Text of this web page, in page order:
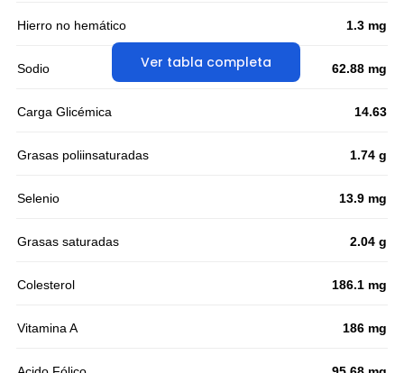
Ver tabla completa
Hierro no hemático 1.3 mg
Sodio 62.88 mg
Carga Glicémica 14.63
Grasas poliinsaturadas 1.74 g
Selenio 13.9 mg
Grasas saturadas 2.04 g
Colesterol 186.1 mg
Vitamina A 186 mg